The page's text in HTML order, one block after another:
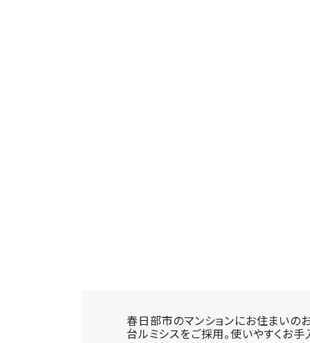
春日部市のマンションにお住まいの
台ルミシスをご採用。使いやすくお